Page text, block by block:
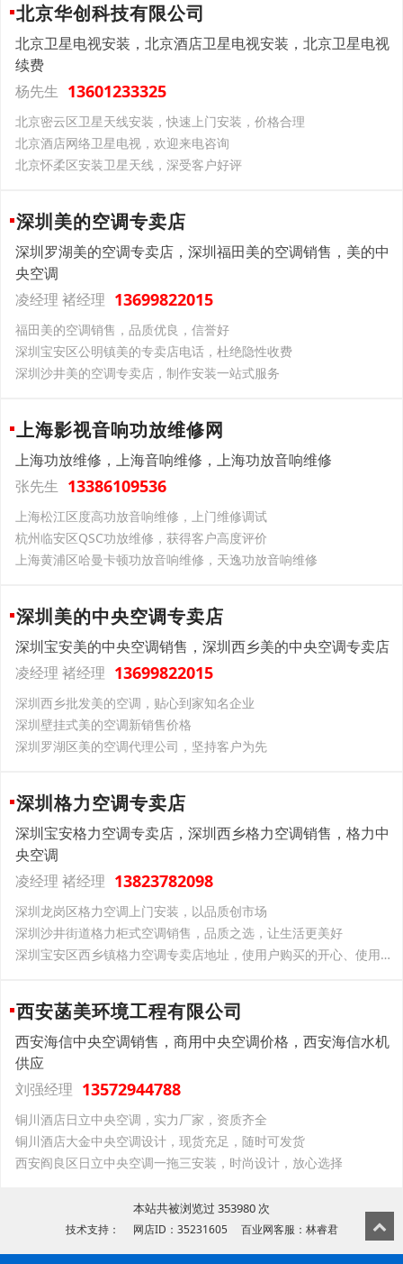
北京华创科技有限公司
北京卫星电视安装，北京酒店卫星电视安装，北京卫星电视
续费
杨先生 13601233325
北京密云区卫星天线安装，快速上门安装，价格合理
北京酒店网络卫星电视，欢迎来电咨询
北京怀柔区安装卫星天线，深受客户好评
深圳美的空调专卖店
深圳罗湖美的空调专卖店，深圳福田美的空调销售，美的中
央空调
凌经理 褚经理 13699822015
福田美的空调销售，品质优良，信誉好
深圳宝安区公明镇美的专卖店电话，杜绝隐性收费
深圳沙井美的空调专卖店，制作安装一站式服务
上海影视音响功放维修网
上海功放维修，上海音响维修，上海功放音响维修
张先生 13386109536
上海松江区度高功放音响维修，上门维修调试
杭州临安区QSC功放维修，获得客户高度评价
上海黄浦区哈曼卡顿功放音响维修，天逸功放音响维修
深圳美的中央空调专卖店
深圳宝安美的中央空调销售，深圳西乡美的中央空调专卖店
凌经理 褚经理 13699822015
深圳西乡批发美的空调，贴心到家知名企业
深圳壁挂式美的空调新销售价格
深圳罗湖区美的空调代理公司，坚持客户为先
深圳格力空调专卖店
深圳宝安格力空调专卖店，深圳西乡格力空调销售，格力中
央空调
凌经理 褚经理 13823782098
深圳龙岗区格力空调上门安装，以品质创市场
深圳沙井街道格力柜式空调销售，品质之选，让生活更美好
深圳宝安区西乡镇格力空调专卖店地址，使用户购买的开心、使用的放心
西安菡美环境工程有限公司
西安海信中央空调销售，商用中央空调价格，西安海信水机
供应
刘强经理 13572944788
铜川酒店日立中央空调，实力厂家，资质齐全
铜川酒店大金中央空调设计，现货充足，随时可发货
西安阎良区日立中央空调一拖三安装，时尚设计，放心选择
本站共被浏览过 353980 次
技术支持： 网店ID：35231605 百业网客服：林睿君